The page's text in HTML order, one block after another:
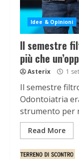
Idee & Opinioni
Il semestre
più che
Asterix 1
Il semestre
Odontoiatria
strumento per
Read More